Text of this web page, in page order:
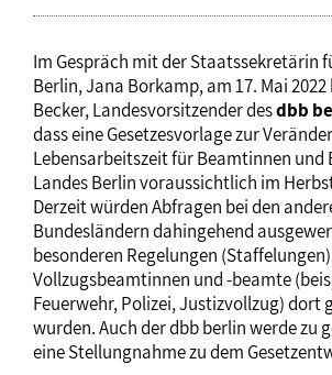
Im Gespräch mit der Staatssekretärin
Berlin, Jana Borkamp, am 17. Mai
Becker, Landesvorsitzender desdbb
dass eine Gesetzesvorlage zur
Lebensarbeitszeit für Beamtinnen und
Landes Berlin voraussichtlich im
Derzeit würden Abfragen bei den
Bundesländern dahingehend
besonderen Regelungen
Vollzugsbeamtinnen und -beamte
Feuerwehr, Polizei, Justizvollzug) dort
wurden. Auch der dbb berlin werde zu
eine Stellungnahme zu dem